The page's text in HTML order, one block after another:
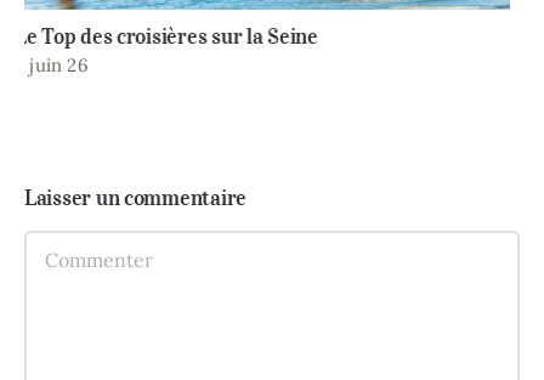
Un lieu Kids Friendly dans les Yvelines
13 mai 26
Laisser un commentaire
Comment